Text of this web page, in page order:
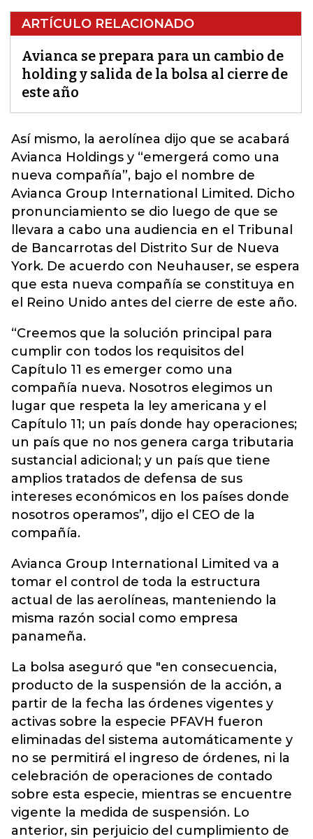
ARTÍCULO RELACIONADO
Avianca se prepara para un cambio de
holding y salida de la bolsa al cierre de
este año
Así mismo, la aerolínea dijo que se acabará
Avianca Holdings y “emergerá como una
nueva compañía”, bajo el nombre de
Avianca Group International Limited. Dicho
pronunciamiento se dio luego de que se
llevara a cabo una audiencia en el Tribunal
de Bancarrotas del Distrito Sur de Nueva
York. De acuerdo con Neuhauser, se espera
que esta nueva compañía se constituya en
el Reino Unido antes del cierre de este año.
“Creemos que la solución principal para
cumplir con todos los requisitos del
Capítulo 11 es emerger como una
compañía nueva. Nosotros elegimos un
lugar que respeta la ley americana y el
Capítulo 11; un país donde hay operaciones;
un país que no nos genera carga tributaria
sustancial adicional; y un país que tiene
amplios tratados de defensa de sus
intereses económicos en los países donde
nosotros operamos”, dijo el CEO de la
compañía.
Avianca Group International Limited va a
tomar el control de toda la estructura
actual de las aerolíneas, manteniendo la
misma razón social como empresa
panameña.
La bolsa aseguró que "en consecuencia,
producto de la suspensión de la acción, a
partir de la fecha las órdenes vigentes y
activas sobre la especie PFAVH fueron
eliminadas del sistema automáticamente y
no se permitirá el ingreso de órdenes, ni la
celebración de operaciones de contado
sobre esta especie, mientras se encuentre
vigente la medida de suspensión. Lo
anterior, sin perjuicio del cumplimiento de